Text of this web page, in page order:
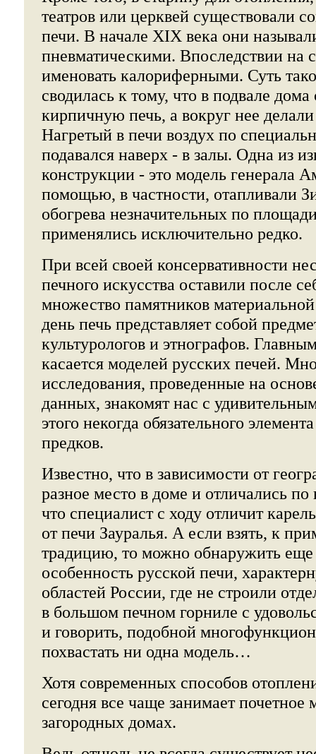
театров или церквей существовали
печи. В начале XIX века они
пневматическими. Впоследствии на
именовать калориферными. Суть
сводилась к тому, что в подвале
кирпичную печь, а вокруг нее
Нагретый в печи воздух по
подавался наверх - в залы. Одна из
конструкции - это модель генерала
помощью, в частности, отапливали
обогрева незначительных по
применялись исключительно редко.
При всей своей консервативности
печного искусства оставили после
множество памятников
день печь представляет собой
культурологов и этнографов.
касается моделей русских печей.
исследования, проведенные на
данных, знакомят нас с
этого некогда обязательного
предков.
Известно, что в зависимости от
разное место в доме и отличались
что специалист с ходу отличит
от печи Зауралья. А если взять, к
традицию, то можно обнаружить
особенность русской печи,
областей России, где не строили
в большом печном горниле с
и говорить, подобной
похвастать ни одна модель…
Хотя современных способов
сегодня все чаще занимает почетное
загородных домах.